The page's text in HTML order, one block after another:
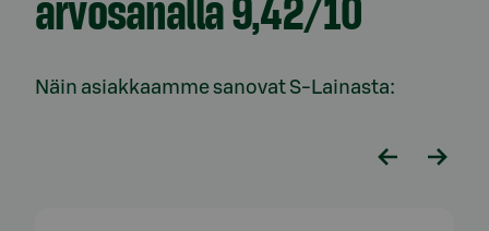
Näin asiakkaamme sanovat S-Lainasta: